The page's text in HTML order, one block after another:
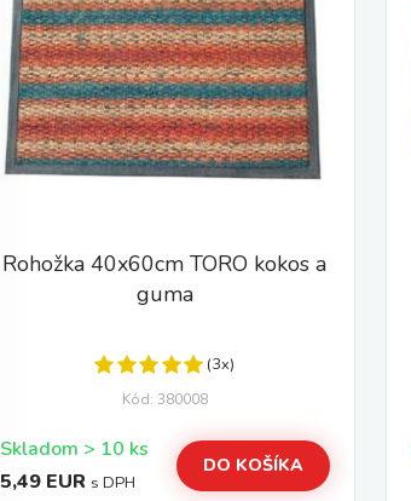
Rohožka 40x60cm TORO kokos a
guma
(3x)
Kód: 380008
Skladom > 10 ks
5,49 EUR s DPH
DO KOŠÍKA